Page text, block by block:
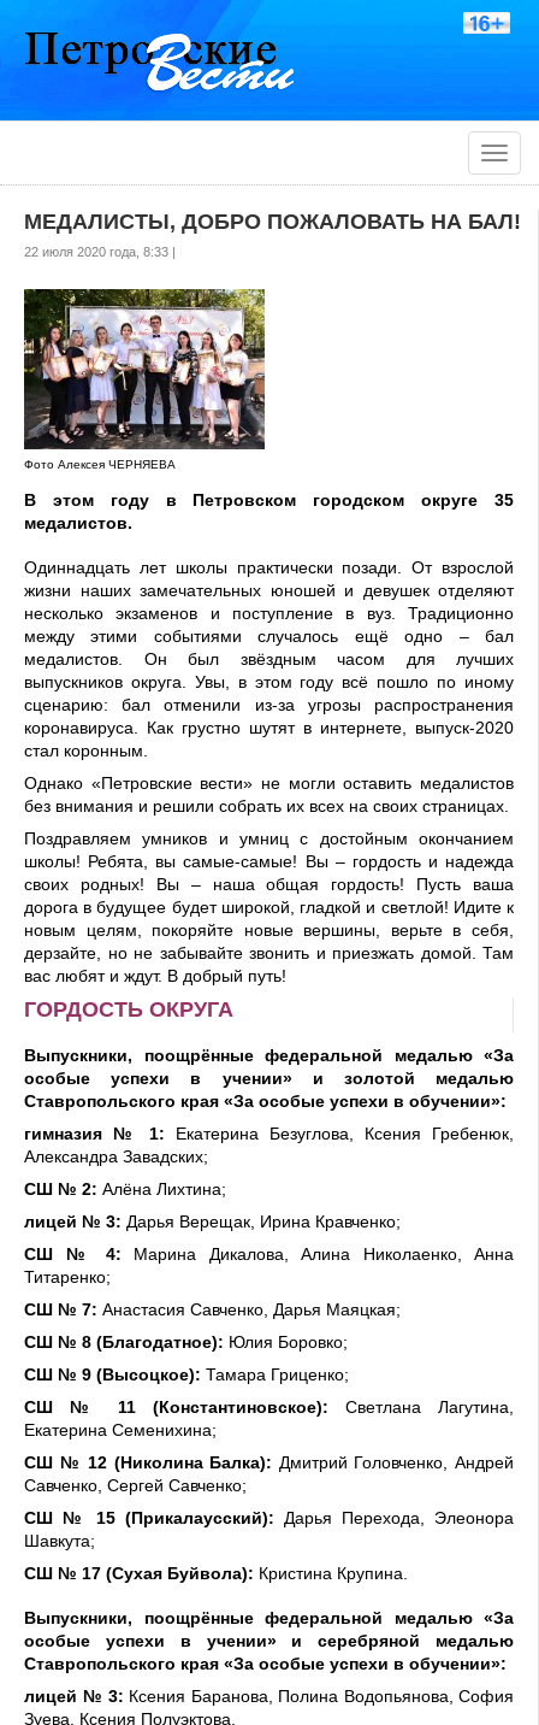
Toggle
МЕДАЛИСТЫ, ДОБРО ПОЖАЛОВАТЬ НА БАЛ!
22 июля 2020 года, 8:33 |
Фото Алексея ЧЕРНЯЕВА
В этом году в Петровском городском округе 35
медалистов.
Одиннадцать лет школы практически позади. От взрослой
жизни наших замечательных юношей и девушек отделяют
несколько экзаменов и поступление в вуз. Традиционно
между этими событиями случалось ещё одно –бал
медалистов. Он был звёздным часом для лучших
выпускников округа. Увы, в этом году всё пошло по иному
сценарию: бал отменили из-за угрозы распространения
коронавируса. Как грустно шутят в интернете,
выпуск-2020
стал коронным.
Однако «Петровские вести» не могли оставить медалистов
без внимания и решили собрать их всех на своих страницах
Поздравляем умников и умниц с достойным окончанием
школы! Ребята, вы самые-самые! Вы –гордость и надежда
своих родных! Вы –
наша общая гордость! Пусть ваша
дорога в будущее будет широкой, гладкой и светлой! Идите к
новым целям, покоряйте новые вершины, верьте в себя
дерзайте, но не забывайте звонить и приезжать домой. Там
вас любят и ждут. В добрый путь!
ГОРДОСТЬ ОКРУГА
Выпускники, поощрённые федеральной медалью «За
особые успехи в учении» и золотой медалью
Ставропольского края «За особые успехи в обучении»:
гимназия № 1: Екатерина Безуглова, Ксения Гребенюк,
Александра Завадских;
СШ № 2: Алёна Лихтина;
лицей № 3: Дарья Верещак, Ирина Кравченко;
СШ №
4: Марина Дикалова, Алина Николаенко, Анна
Титаренко;
СШ № 7: Анастасия Савченко, Дарья Маяцкая;
СШ № 8 (Благодатное): Юлия Боровко;
СШ № 9 (Высоцкое): Тамара Гриценко;
СШ № 11 (Константиновское): Светлана Лагутина,
Екатерина Семенихина;
СШ № 12 (Николина Балка): Дмитрий Головченко, Андрей
Савченко, Сергей Савченко;
СШ № 15 (Прикалаусский): Дарья Перехода, Элеонора
Шавкута;
СШ № 17 (Сухая Буйвола): Кристина Крупина.
Выпускники, поощрённые федеральной медалью «За
особые успехи в учении»
и серебряной медалью
Ставропольского края «За особые успехи в обучении»:
лицей № 3: Ксения Баранова, Полина Водопьянова, София
Зуева, Ксения Полуэктова,